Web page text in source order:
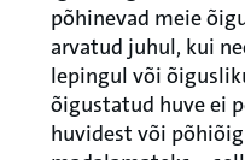
põhinevad meie
arvatud juhul, kui
lepingul või
õigustatud huve ei
huvidest või